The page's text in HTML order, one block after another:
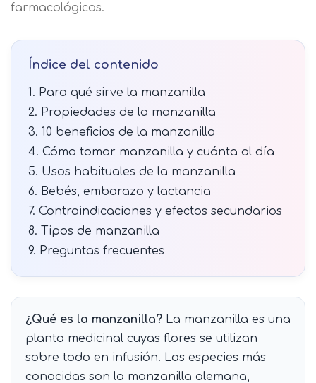
farmacológicos.
Índice del contenido
1. Para qué sirve la manzanilla
2. Propiedades de la manzanilla
3. 10 beneficios de la manzanilla
4. Cómo tomar manzanilla y cuánta al día
5. Usos habituales de la manzanilla
6. Bebés, embarazo y lactancia
7. Contraindicaciones y efectos secundarios
8. Tipos de manzanilla
9. Preguntas frecuentes
¿Qué es la manzanilla? La manzanilla es una
planta medicinal cuyas flores se utilizan
sobre todo en infusión. Las especies más
conocidas son la manzanilla alemana,